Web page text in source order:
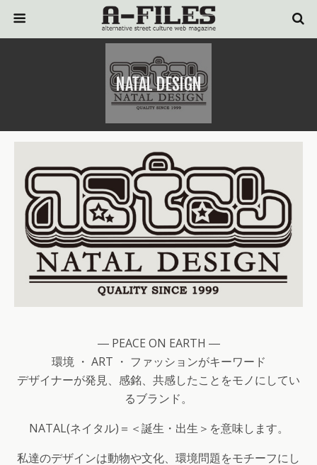
NATAL DESIGN
― PEACE ON EARTH ―
環境 ・ ART ・ ファッションがキーワード
デザイナーが発見、感銘、共感したことをモノにしてい
るブランド。
NATAL(ネイタル)＝＜誕生・出生＞を意味します。
私達のデザインは動物や文化、環境問題をモチーフにし